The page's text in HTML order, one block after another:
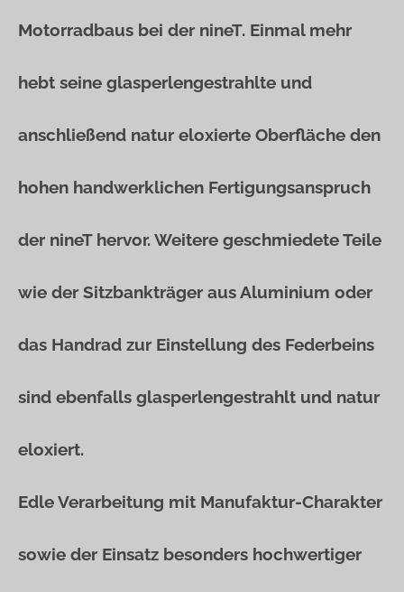
Motorradbaus bei der nineT. Einmal mehr
hebt seine glasperlengestrahlte und
anschließend natur eloxierte Oberfläche den
hohen handwerklichen Fertigungsanspruch
der nineT hervor. Weitere geschmiedete Teile
wie der Sitzbankträger aus Aluminium oder
das Handrad zur Einstellung des Federbeins
sind ebenfalls glasperlengestrahlt und natur
eloxiert.
Edle Verarbeitung mit Manufaktur-Charakter
sowie der Einsatz besonders hochwertiger